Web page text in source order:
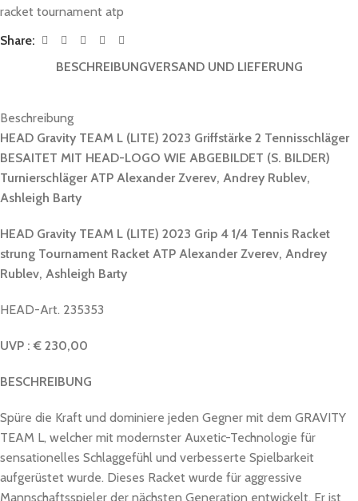
racket tournament atp
Share:
BESCHREIBUNGVERSAND UND LIEFERUNG
Beschreibung
HEAD Gravity TEAM L (LITE) 2023 Griffstärke 2 Tennisschläger
BESAITET MIT HEAD-LOGO WIE ABGEBILDET (S. BILDER)
Turnierschläger ATP Alexander Zverev, Andrey Rublev,
Ashleigh Barty
HEAD Gravity TEAM L (LITE) 2023 Grip 4 1/4 Tennis Racket
strung Tournament Racket ATP Alexander Zverev, Andrey
Rublev, Ashleigh Barty
HEAD-Art. 235353
UVP : € 230,00
BESCHREIBUNG
Spüre die Kraft und dominiere jeden Gegner mit dem GRAVITY
TEAM L, welcher mit modernster Auxetic-Technologie für
sensationelles Schlaggefühl und verbesserte Spielbarkeit
aufgerüstet wurde. Dieses Racket wurde für aggressive
Mannschaftsspieler der nächsten Generation entwickelt. Er ist